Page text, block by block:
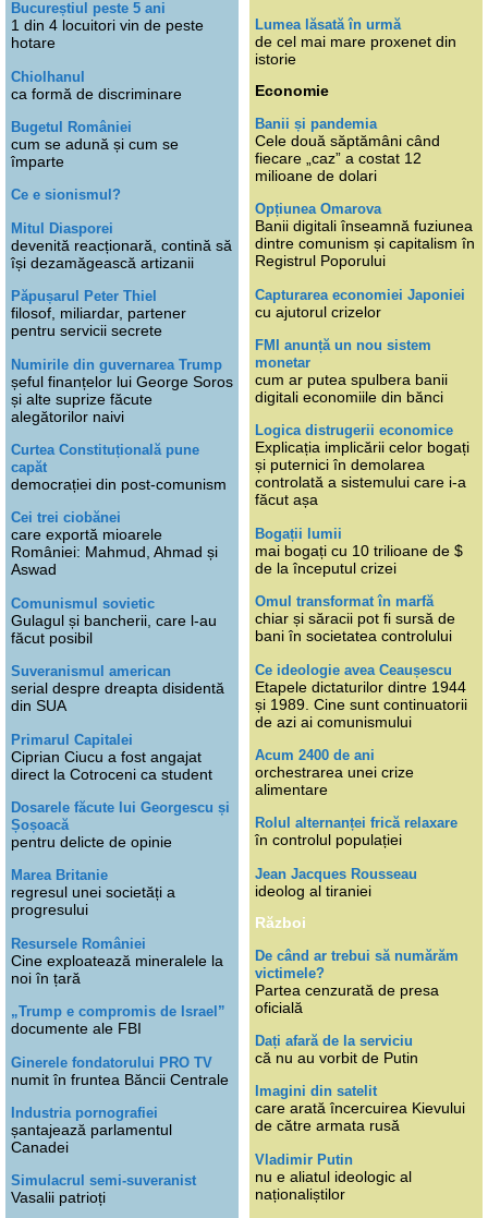
Bucureștiul peste 5 ani
1 din 4 locuitori vin de peste
hotare
Chiolhanul
ca formă de discriminare
Bugetul României
cum se adună și cum se
împarte
Ce e sionismul?
Mitul Diasporei
devenită reacționară, contină să
își dezamăgească artizanii
Păpușarul Peter Thiel
filosof, miliardar, partener
pentru servicii secrete
Numirile din guvernarea Trump
șeful finanțelor lui George Soros
și alte suprize făcute
alegătorilor naivi
Curtea Constituțională pune
capăt
democrației din post-comunism
Cei trei ciobănei
care exportă mioarele
României: Mahmud, Ahmad și
Aswad
Comunismul sovietic
Gulagul și bancherii, care l-au
făcut posibil
Suveranismul american
serial despre dreapta disidentă
din SUA
Primarul Capitalei
Ciprian Ciucu a fost angajat
direct la Cotroceni ca student
Dosarele făcute lui Georgescu și
Șoșoacă
pentru delicte de opinie
Marea Britanie
regresul unei societăți a
progresului
Resursele României
Cine exploatează mineralele la
noi în țară
„Trump e compromis de Israel”
documente ale FBI
Ginerele fondatorului PRO TV
numit în fruntea Băncii Centrale
Industria pornografiei
șantajează parlamentul
Canadei
Simulacrul semi-suveranist
Vasalii patrioți
Lumea lăsată în urmă
de cel mai mare proxenet din
istorie
Economie
Banii și pandemia
Cele două săptămâni când
fiecare „caz” a costat 12
milioane de dolari
Opțiunea Omarova
Banii digitali înseamnă fuziunea
dintre comunism și capitalism în
Registrul Poporului
Capturarea economiei Japoniei
cu ajutorul crizelor
FMI anunță un nou sistem
monetar
cum ar putea spulbera banii
digitali economiile din bănci
Logica distrugerii economice
Explicația implicării celor bogați
și puternici în demolarea
controlată a sistemului care i-a
făcut așa
Bogații lumii
mai bogați cu 10 trilioane de $
de la începutul crizei
Omul transformat în marfă
chiar și săracii pot fi sursă de
bani în societatea controlului
Ce ideologie avea Ceaușescu
Etapele dictaturilor dintre 1944
și 1989. Cine sunt continuatorii
de azi ai comunismului
Acum 2400 de ani
orchestrarea unei crize
alimentare
Rolul alternanței frică relaxare
în controlul populației
Jean Jacques Rousseau
ideolog al tiraniei
Război
De când ar trebui să numărăm
victimele?
Partea cenzurată de presa
oficială
Dați afară de la serviciu
că nu au vorbit de Putin
Imagini din satelit
care arată încercuirea Kievului
de către armata rusă
Vladimir Putin
nu e aliatul ideologic al
naționaliștilor